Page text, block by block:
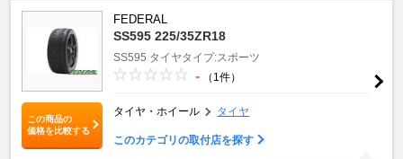
この商品の
価格を比較する
FEDERAL
SS595 225/35ZR18
SS595 タイヤタイプ:スポーツ
- （1件）
タイヤ・ホイール タイヤ
このカテゴリの取付店を探す